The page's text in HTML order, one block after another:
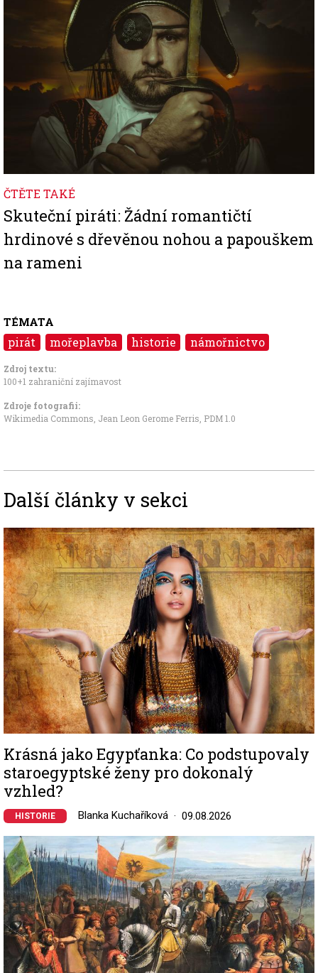
ČTĚTE TAKÉ
Skuteční piráti: Žádní romantičtí
hrdinové s dřevěnou nohou a papouškem
na rameni
TÉMATA
pirát mořeplavba historie námořnictvo
Zdroj textu:
100+1 zahraniční zajímavost
Zdroje fotografii:
Wikimedia Commons, Jean Leon Gerome Ferris PDM 1.0
Další články v sekci
Image
Krásná jako Egypťanka: Co podstupovaly
staroegyptské ženy pro dokonalý
vzhled?
HISTORIE Blanka Kuchaříková 09.08.2026
Image